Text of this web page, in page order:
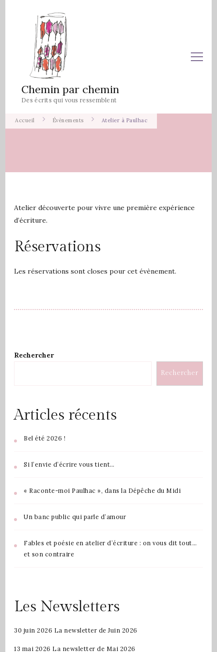
Chemin par chemin
Des écrits qui vous ressemblent
Accueil Évènements Atelier à Paulhac
Atelier découverte pour vivre une première expérience
d’écriture.
Réservations
Les réservations sont closes pour cet évènement.
Rechercher
Rechercher
Articles récents
Bel été 2026 !
Si l’envie d’écrire vous tient…
« Raconte-moi Paulhac », dans la Dépêche du Midi
Un banc public qui parle d’amour
Fables et poésie en atelier d’écriture : on vous dit tout…
et son contraire
Les Newsletters
30 juin 2026 La newsletter de Juin 2026
13 mai 2026 La newsletter de Mai 2026